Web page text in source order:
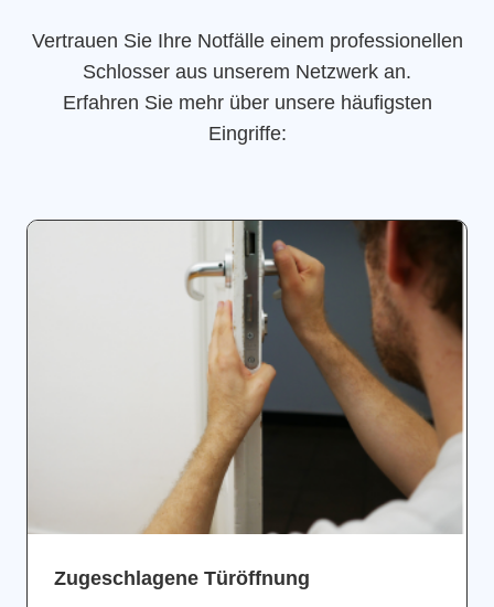
Vertrauen Sie Ihre Notfälle einem professionellen
Schlosser aus unserem Netzwerk an.
Erfahren Sie mehr über unsere häufigsten
Eingriffe:
Zugeschlagene Türöffnung